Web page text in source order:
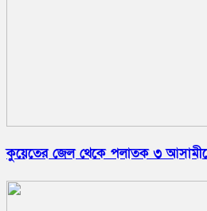
কুয়েতের জেল থেকে পলাতক ৩